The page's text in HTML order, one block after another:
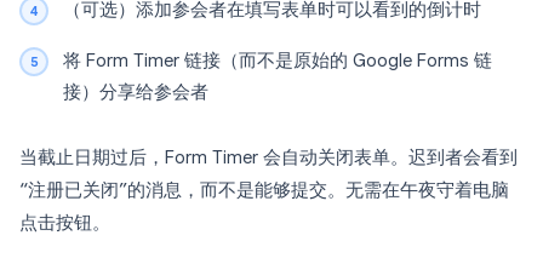
（可选）添加参会者在填写表单时可以看到的倒计时
将 Form Timer 链接（而不是原始的 Google Forms 链
接）分享给参会者
当截止日期过后，Form Timer 会自动关闭表单。迟到者会看到
“注册已关闭”的消息，而不是能够提交。无需在午夜守着电脑
点击按钮。